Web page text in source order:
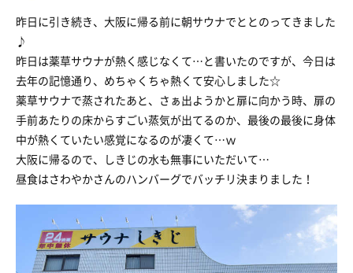
昨日に引き続き、大阪に帰る前に朝サウナでととのってきました
♪
昨日は薬草サウナが熱く感じなくて…と書いたのですが、今日は
去年の記憶通り、めちゃくちゃ熱くて安心しました☆
薬草サウナで蒸されたあと、さぁ出ようかと扉に向かう時、扉の
手前あたりの床からすごい蒸気が出てるのか、最後の最後に身体
中が熱くていたい感覚になるのが凄くて…ｗ
大阪に帰るので、しきじの水も無事にいただいて…
昼食はさわやかさんのハンバーグでバッチリ決まりました！